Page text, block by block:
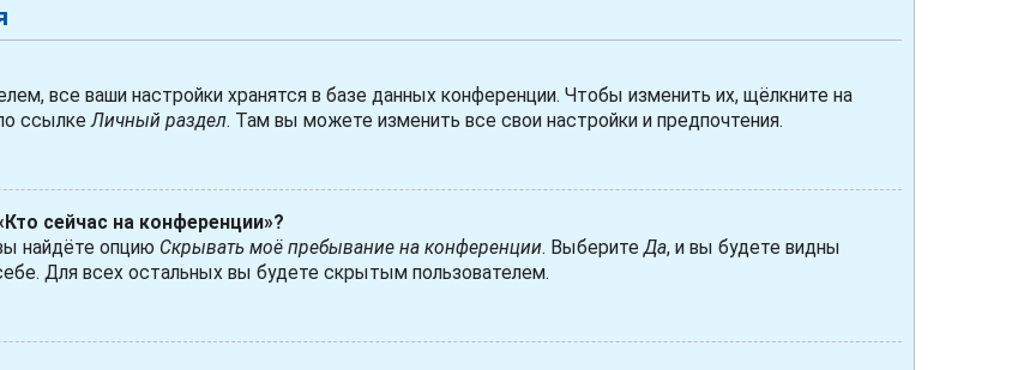
все ваши настройки хранятся в базе данных конференции. Чтобы изменить их, щёлкните на
ссылкеЛичный раздел. Там вы можете изменить все свои настройки и предпочтения.
сейчас на конференции»?
найдёте опцию Скрывать моё пребывание на конференции. ВыберитеДа, и вы будете видны
Для всех остальных вы будете скрытым пользователем.